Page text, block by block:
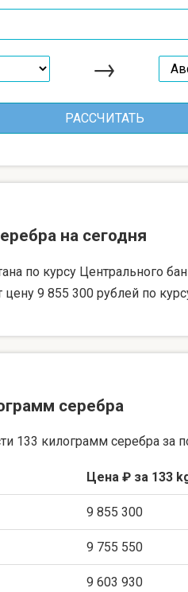
→
на сегодня
по курсу Центрального
цену 9 855 300 рублей по
серебра
133 килограмм серебра за
Цена ₽ за 133
9 855 300
9 755 550
9 603 930